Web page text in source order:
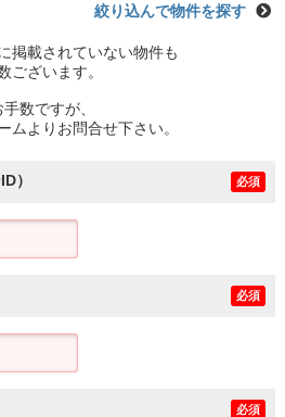
絞り込んで物件を探す
掲載されていない物件も
ございます。
手数ですが、
ムよりお問合せ下さい。
） 必須
必須
必須